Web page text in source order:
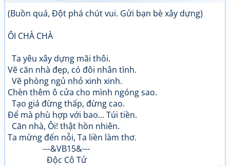
(Buồn quá, Đột phá chút vui. Gửi bạn bè xây dựng)
ÔI CHÀ CHÀ
Ta yêu xây dựng mãi thôi.
Vẽ căn nhà đẹp, có đôi nhân tình.
Vẽ phòng ngủ nhỏ xinh xinh.
Chèn thêm ô cửa cho mình ngóng sao.
Tạo giá đừng thấp, đừng cao.
Để mà phù hợp với bao... Túi tiền.
Căn nhà, Ôi! thật hồn nhiên.
Ta mừng đến nỗi, Ta liền làm thơ.
---&VB15&---
Độc Cô Tử